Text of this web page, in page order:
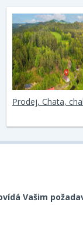
Prodej, Chata,
Vašim